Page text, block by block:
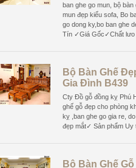
ban ghe go mun, bộ
mun đẹp kiểu sofa, Bo
go dong ky,bo ban ghe
Tín ✓Giá Gốc✓Chất lưo
Bộ Bàn Ghế
Gia Đình B439
Cty Đồ gỗ đồng kỵ Phú
ghế gỗ đẹp cho phòng
kỵ ,ban ghe go gia re,
đẹp mắt✓ Sản phẩm
Bộ Bàn Ghế